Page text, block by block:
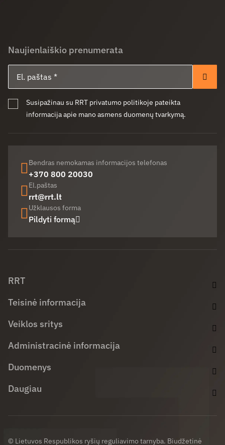
Naujienlaiškio prenumerata
Susipažinau su RRT privatumo politikoje pateikta
informacija apie mano asmens duomenų tvarkymą.
Bendras nemokamas informacijos telefonas
+370 800 20030
El.paštas
rrt@rrt.lt
Užklausos forma
Pildyti formą
RRT
Teisinė informacija
Veiklos sritys
Administracinė informacija
Duomenys
Daugiau
© Lietuvos Respublikos ryšių reguliavimo tarnyba. Biudžetinė